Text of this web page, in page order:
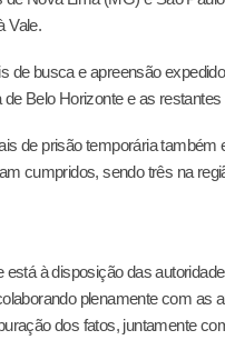
Vale.
de busca e apreensão
Belo Horizonte e as restantes
de prisão temporária
cumpridos, sendo três na
está à disposição das
plenamente com as
dos fatos, juntamente